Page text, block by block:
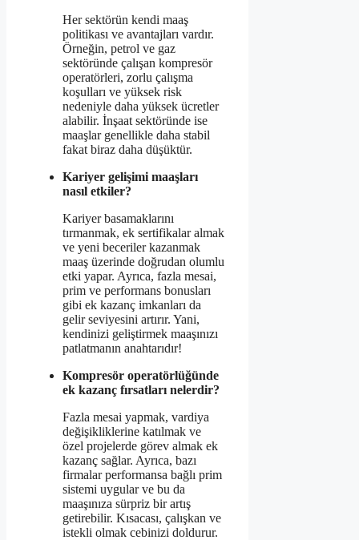
Her sektörün kendi maaş
politikası ve avantajları vardır.
Örneğin, petrol ve gaz
sektöründe çalışan kompresör
operatörleri, zorlu çalışma
koşulları ve yüksek risk
nedeniyle daha yüksek ücretler
alabilir. İnşaat sektöründe ise
maaşlar genellikle daha stabil
fakat biraz daha düşüktür.
Kariyer gelişimi maaşları
nasıl etkiler?
Kariyer basamaklarını
tırmanmak, ek sertifikalar almak
ve yeni beceriler kazanmak
maaş üzerinde doğrudan olumlu
etki yapar. Ayrıca, fazla mesai,
prim ve performans bonusları
gibi ek kazanç imkanları da
gelir seviyesini artırır. Yani,
kendinizi geliştirmek maaşınızı
patlatmanın anahtarıdır!
Kompresör operatörlüğünde
ek kazanç fırsatları nelerdir?
Fazla mesai yapmak, vardiya
değişikliklerine katılmak ve
özel projelerde görev almak ek
kazanç sağlar. Ayrıca, bazı
firmalar performansa bağlı prim
sistemi uygular ve bu da
maaşınıza sürpriz bir artış
getirebilir. Kısacası, çalışkan ve
istekli olmak cebinizi doldurur.